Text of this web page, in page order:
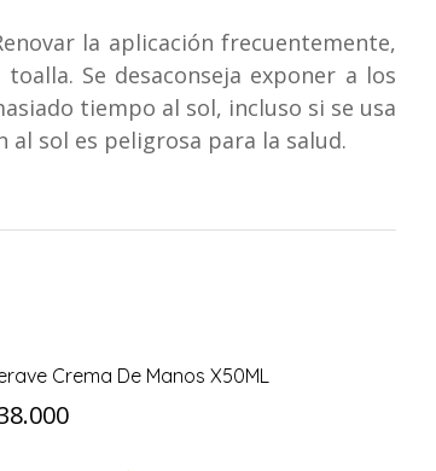
la aplicación frecuentemente,
Se desaconseja exponer a los
tiempo al sol, incluso si se usa
sol es peligrosa para la salud.
Crema De Manos X50ML